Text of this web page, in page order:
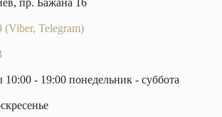
(Viber, Telegram)
10:00 - 19:00 понедельник - суббота